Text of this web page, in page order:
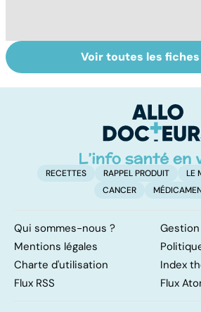
Tout savoir sur le
vitiligo
Prurit,
peau
Voir toutes les
RECETTES RAPPEL PRODUIT
LE
CANCER
Qui sommes-nous ?
Mentions légales
Charte d'utilisation
Index
Flux RSS
Flux